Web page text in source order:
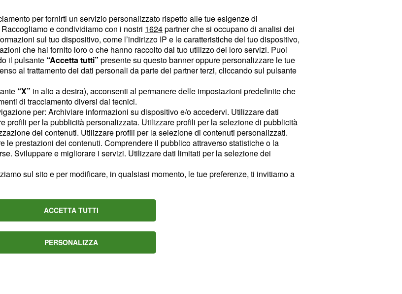
Emma
questa
della
la
si è detto
crisi
e dopo aver
Martino e
Toffanin
per fornirti un servizio personalizzato rispetto alle tue esigenze di
e condividiamo con i nostri 1624partner che si occupano di analisi dei
sul tuo dispositivo, come l’indirizzo IP e le caratteristiche del tuo dispositivo,
che hai fornito loro o che hanno raccolto dal tuo utilizzo dei loro servizi. Puoi
il pulsante “Accetta tutti” presente su questo banner oppure personalizzare le tue
al trattamento dei dati personali da parte dei partner terzi, cliccando sul pulsante
“X” in alto a destra), acconsenti al permanere delle impostazioni predefinite che
di tracciamento diversi dai tecnici.
per: Archiviare informazioni su dispositivo e/o accedervi. Utilizzare dati
profili per la pubblicità personalizzata. Utilizzare profili per la selezione di pubblicità
dei contenuti. Utilizzare profili per la selezione di contenuti personalizzati.
le prestazioni dei contenuti. Comprendere il pubblico attraverso statistiche o la
Sviluppare e migliorare i servizi. Utilizzare dati limitati per la selezione dei
sul sito e per modificare, in qualsiasi momento, le tue preferenze, ti invitiamo a
ACCETTA TUTTI
PERSONALIZZA